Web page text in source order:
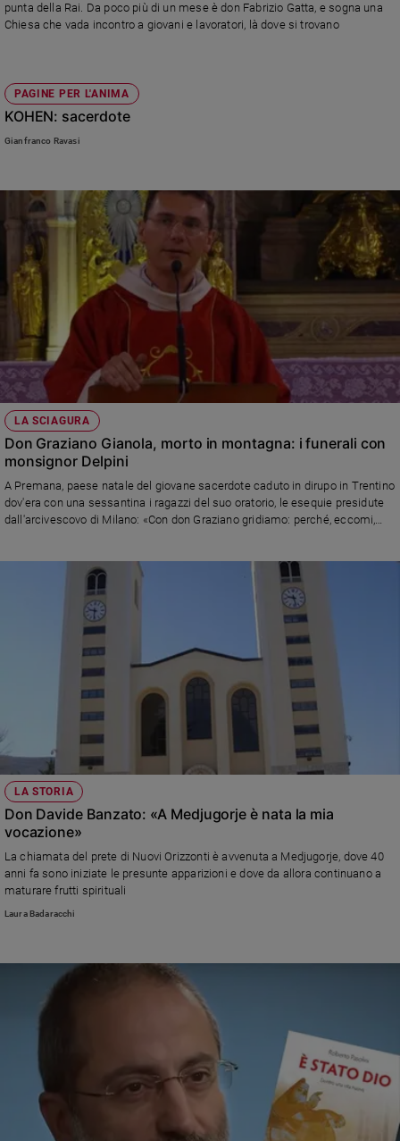
punta della Rai. Da poco più di un mese è don Fabrizio Gatta, e sogna una
Chiesa che vada incontro a giovani e lavoratori, là dove si trovano
PAGINE PER L'ANIMA
KOHEN: sacerdote
Gianfranco Ravasi
LA SCIAGURA
Don Graziano Gianola, morto in montagna: i funerali con
monsignor Delpini
A Premana, paese natale del giovane sacerdote caduto in dirupo in Trentino
dov'era con una sessantina i ragazzi del suo oratorio, le esequie presidute
dall'arcivescovo di Milano: «Con don Graziano gridiamo: perché, eccomi,
LA STORIA
Don Davide Banzato: «A Medjugorje è nata la mia
vocazione»
La chiamata del prete di Nuovi Orizzonti è avvenuta a Medjugorje, dove 40
anni fa sono iniziate le presunte apparizioni e dove da allora continuano a
maturare frutti spirituali
Laura Badaracchi